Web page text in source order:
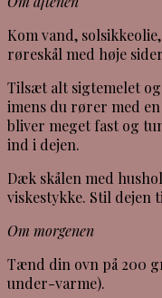
Kom vand,
røreskål med høje
Tilsæt alt sigtemelet
imens du rører med
bliver meget fast og
ind i dejen.
Dæk skålen med
viskestykke. Stil dejen
Om morgenen
Tænd din ovn på 200
under-varme).